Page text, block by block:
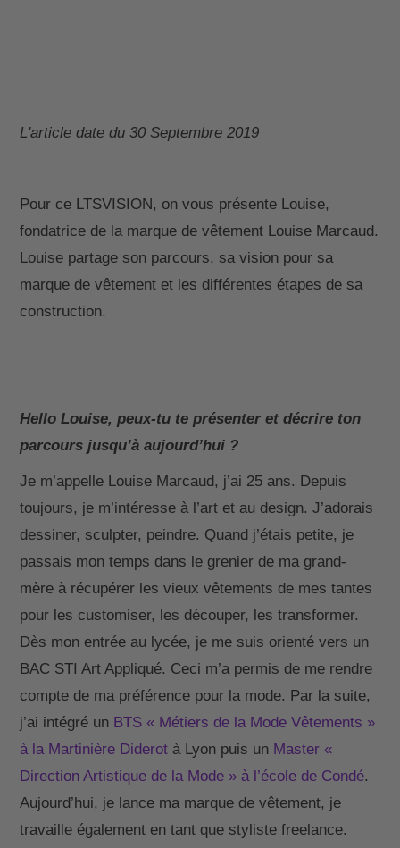
L'article date du 30 Septembre 2019
Pour ce LTSVISION, on vous présente Louise,
fondatrice de la marque de vêtement Louise Marcaud.
Louise partage son parcours, sa vision pour sa
marque de vêtement et les différentes étapes de sa
construction.
Hello Louise, peux-tu te présenter et décrire ton
parcours jusqu’à aujourd’hui ?
Je m’appelle Louise Marcaud, j’ai 25 ans. Depuis
toujours, je m’intéresse à l’art et au design. J’adorais
dessiner, sculpter, peindre. Quand j’étais petite, je
passais mon temps dans le grenier de ma grand-
mère à récupérer les vieux vêtements de mes tantes
pour les customiser, les découper, les transformer.
Dès mon entrée au lycée, je me suis orienté vers un
BAC STI Art Appliqué. Ceci m’a permis de me rendre
compte de ma préférence pour la mode. Par la suite,
j’ai intégré un BTS « Métiers de la Mode Vêtements »
à la Martinière Diderot à Lyon puis un Master «
Direction Artistique de la Mode » à l’école de Condé.
Aujourd’hui, je lance ma marque de vêtement, je
travaille également en tant que styliste freelance.